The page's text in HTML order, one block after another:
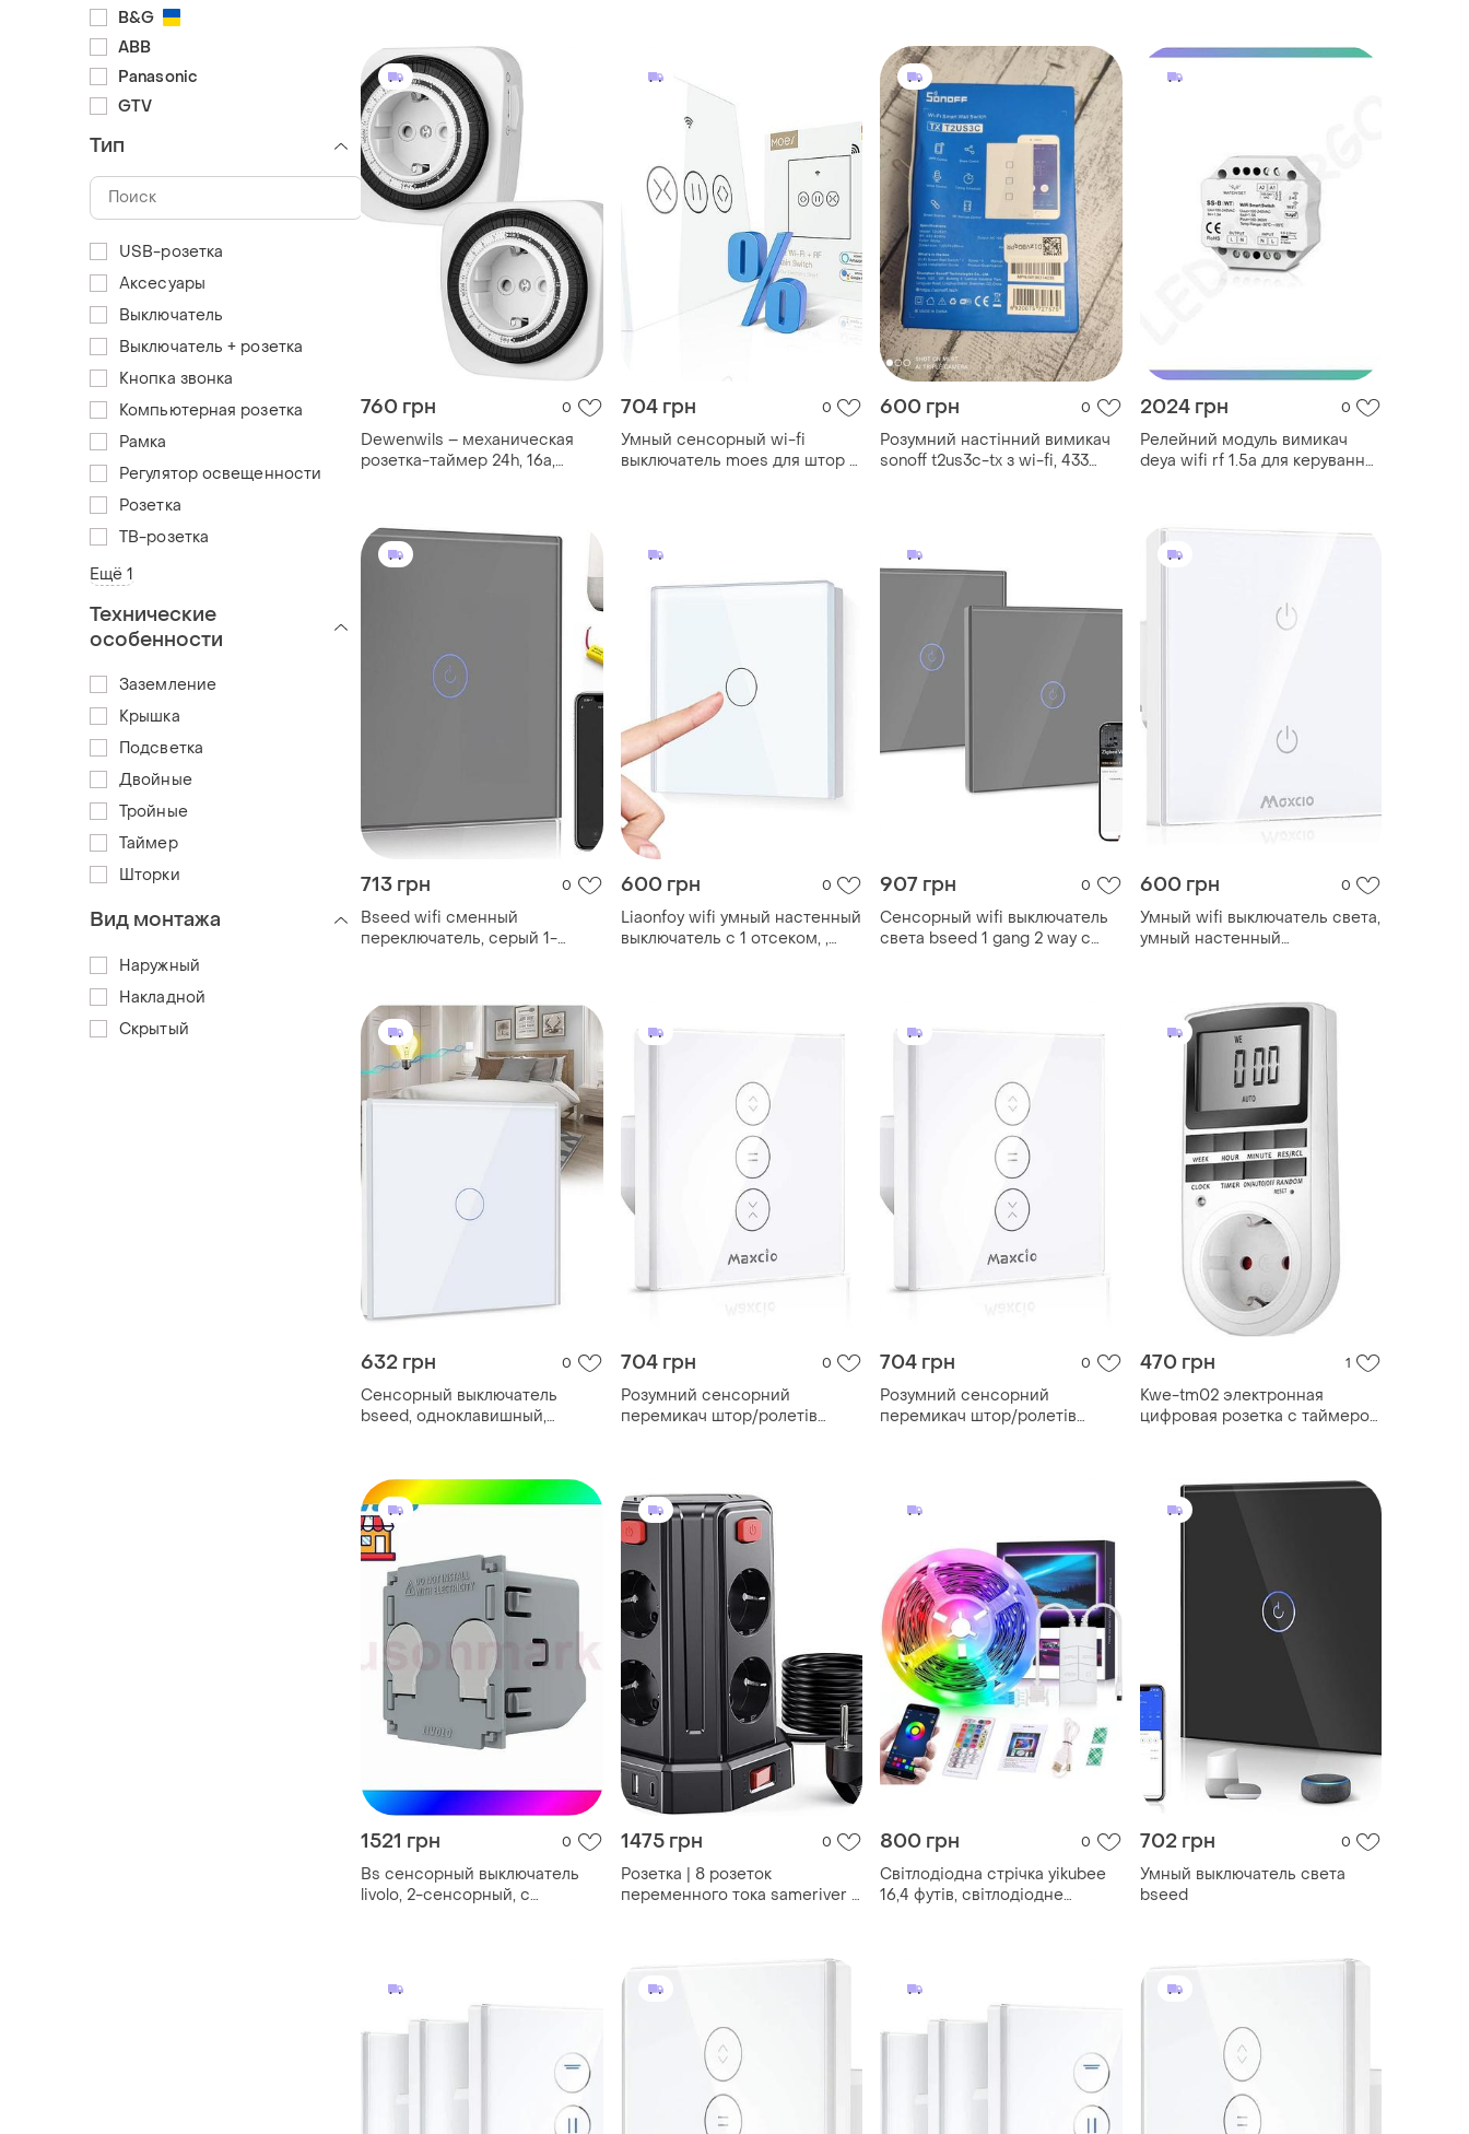
home. цвет черный
760 грн 0
Dewenwils – механическая
розетка-таймер 24h, 16a,
детей. комплект – 2 штуки
704 грн 0
Умный сенсорный wi-fi
выключатель moes для штор и
600 грн 0
Розумний настінний вимикач
sonoff t2us3c-tx з wi-fi, 433
2024 грн 0
Релейний модуль вимикач
deya wifi rf 1.5a для керування
713 грн 0
Bseed wifi сменный
переключатель, серый 1-
совместимый с amazon alexa
и google
600 грн 0
Liaonfoy wifi умный настенный
выключатель с 1 отсеком, ,
907 грн 0
Сенсорный wifi выключатель
света bseed 1 gang 2 way с
600 грн 0
Умный wifi выключатель света,
умный настенный
632 грн 0
Сенсорный выключатель
bseed, одноклавишный,
704 грн 0
Розумний сенсорний
перемикач штор/ролетів
704 грн 0
Розумний сенсорний
перемикач штор/ролетів
470 грн 1
Kwe-tm02 электронная
цифровая розетка с таймером
1521 грн 0
Bs сенсорный выключатель
livolo, 2-сенсорный, с
1475 грн 0
Розетка | 8 розеток
переменного тока sameriver с
800 грн 0
Світлодіодна стрічка yikubee
16,4 футів, світлодіодне
702 грн 0
Умный выключатель света
bseed
B&G
ABB
Panasonic
GTV
Тип
USB-розетка
Аксесуары
Выключатель
Выключатель + розетка
Кнопка звонка
Компьютерная розетка
Рамка
Регулятор освещенности
Розетка
ТВ-розетка
Ещё 1
Технические
особенности
Заземление
Крышка
Подсветка
Двойные
Тройные
Таймер
Шторки
Вид монтажа
Наружный
Накладной
Скрытый